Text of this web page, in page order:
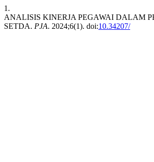
1.
ANALISIS KINERJA PEGAWAI DALAM
SETDA. PJA. 2024;6(1). doi:10.34207/